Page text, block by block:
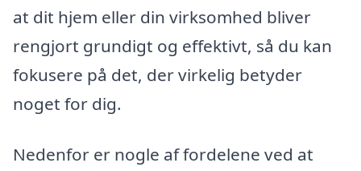
at dit hjem eller din virksomhed bliver
rengjort grundigt og effektivt, så du kan
fokusere på det, der virkelig betyder
noget for dig.
Nedenfor er nogle af fordelene ved at